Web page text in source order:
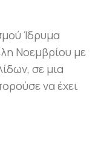
Ίδρυμα
Νοεμβρίου με
σε μια
να έχει